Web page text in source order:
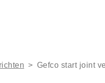
> Gefco start joint